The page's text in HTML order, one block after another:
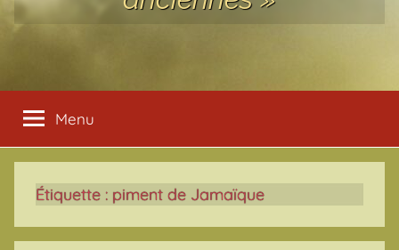
Menu
Étiquette : piment de Jamaïque